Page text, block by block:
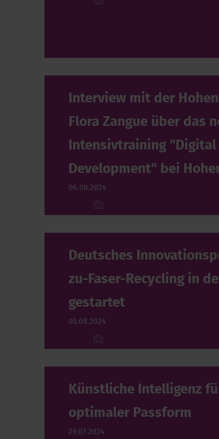
Interview mit der
Flora Zangue über das
Intensivtraining "Digital
Development" bei
06.08.2024
Deutsches
zu-Faser-Recycling in
gestartet
05.08.2024
Künstliche Intelligenz
optimaler Passform
29.07.2024